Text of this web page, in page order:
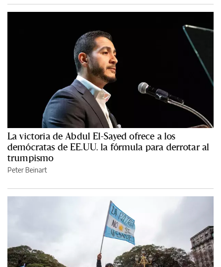
La victoria de Abdul El-Sayed ofrece a los
demócratas de EE.UU. la fórmula para derrotar al
trumpismo
Peter Beinart